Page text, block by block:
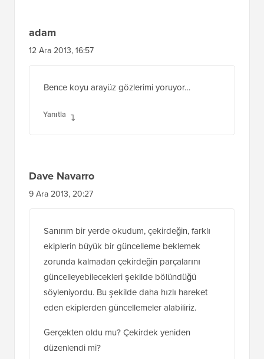
adam
12 Ara 2013, 16:57
Bence koyu arayüz gözlerimi yoruyor…
Yanıtla
Dave Navarro
9 Ara 2013, 20:27
Sanırım bir yerde okudum, çekirdeğin, farklı
ekiplerin büyük bir güncelleme beklemek
zorunda kalmadan çekirdeğin parçalarını
güncelleyebilecekleri şekilde bölündüğü
söyleniyordu. Bu şekilde daha hızlı hareket
eden ekiplerden güncellemeler alabiliriz.
Gerçekten oldu mu? Çekirdek yeniden
düzenlendi mi?